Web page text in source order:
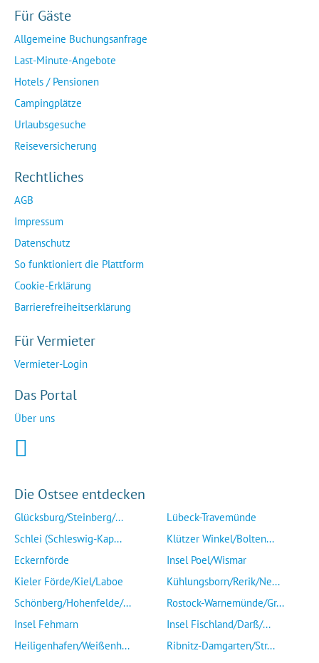
Für Gäste
Allgemeine Buchungsanfrage
Last-Minute-Angebote
Hotels / Pensionen
Campingplätze
Urlaubsgesuche
Reiseversicherung
Rechtliches
AGB
Impressum
Datenschutz
So funktioniert die Plattform
Cookie-Erklärung
Barrierefreiheitserklärung
Für Vermieter
Vermieter-Login
Das Portal
Über uns
Die Ostsee entdecken
Glücksburg/Steinberg/...
Schlei (Schleswig-Kap...
Eckernförde
Kieler Förde/Kiel/Laboe
Schönberg/Hohenfelde/...
Insel Fehmarn
Heiligenhafen/Weißenh...
Lübeck-Travemünde
Klützer Winkel/Bolten...
Insel Poel/Wismar
Kühlungsborn/Rerik/Ne...
Rostock-Warnemünde/Gr...
Insel Fischland/Darß/...
Ribnitz-Damgarten/Str...